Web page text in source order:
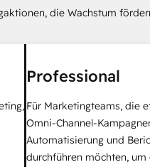
die Wachstum
Professional
Für Marketingteams, die
Omni-Channel-
Automatisierung und
durchführen möchten, um